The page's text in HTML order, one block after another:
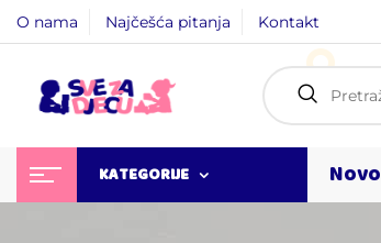
O nama Najčešća pitanja Kontakt
KATEGORIJE Novo